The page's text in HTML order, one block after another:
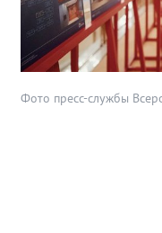
Фото пресс-службы